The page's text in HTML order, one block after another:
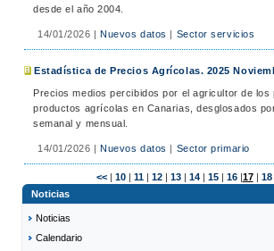
desde el año 2004.
14/01/2026 |Nuevos datos | Sector servicios
Estadística de Precios Agrícolas. 2025
Precios medios percibidos por el agricultor de los
productos agrícolas en Canarias, desglosados
semanal y mensual.
14/01/2026 |Nuevos datos | Sector primario
<<| 10| 11| 12| 13| 14| 15| 16|17| 18
Noticias
Noticias
Calendario